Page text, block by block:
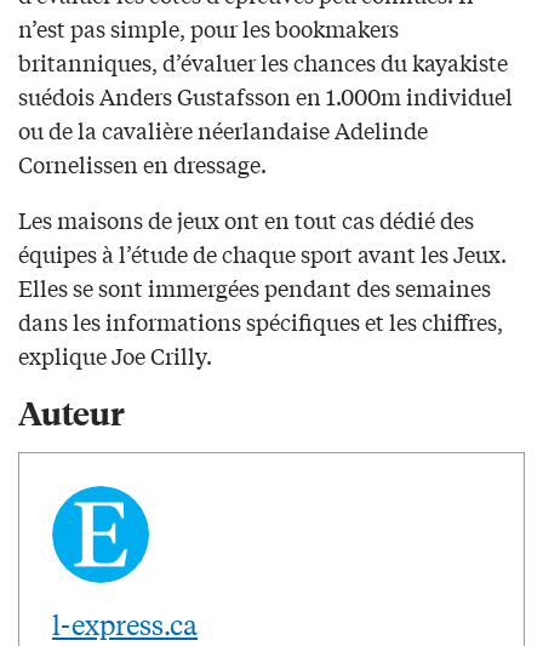
n’est pas simple, pour les bookmakers
britanniques, d’évaluer les chances du kayakiste
suédois Anders Gustafsson en 1.000m individuel
ou de la cavalière néerlandaise Adelinde
Cornelissen en dressage.
Les maisons de jeux ont en tout cas dédié des
équipes à l’étude de chaque sport avant les Jeux.
Elles se sont immergées pendant des semaines
dans les informations spécifiques et les chiffres,
explique Joe Crilly.
Auteur
l-express.ca